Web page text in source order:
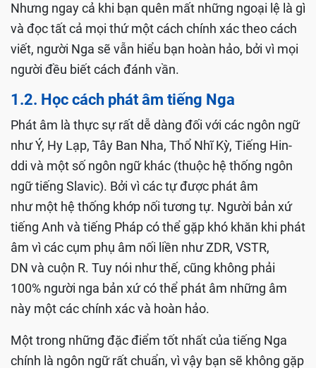
Nhưng ngay cả khi bạn quên mất những ngoại lệ là gì
và đọc tất cả mọi thứ một cách chính xác theo cách
viết, người Nga sẽ vẫn hiểu bạn hoàn hảo, bởi vì mọi
người đều biết cách đánh vần.
1.2. Học cách phát âm tiếng Nga
Phát âm là thực sự rất dễ dàng đối với các ngôn ngữ
như Ý, Hy Lạp, Tây Ban Nha, Thổ Nhĩ Kỳ, Tiếng Hin-
ddi và một số ngôn ngữ khác (thuộc hệ thống ngôn
ngữ tiếng Slavic). Bởi vì các tự được phát âm
như một hệ thống khớp nối tương tự. Người bản xứ
tiếng Anh và tiếng Pháp có thể gặp khó khăn khi phát
âm vì các cụm phụ âm nối liền như ZDR, VSTR,
DN và cuộn R. Tuy nói như thế, cũng không phải
100% người nga bản xứ có thể phát âm những âm
này một các chính xác và hoàn hảo.
Một trong những đặc điểm tốt nhất của tiếng Nga
chính là ngôn ngữ rất chuẩn, vì vậy bạn sẽ không gặp